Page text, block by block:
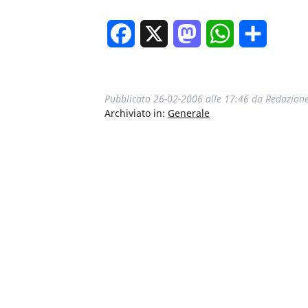
Facebook MastodonWhatsApp
Pubblicato 26-02-2006 alle 17:46 da
Archiviato in: Generale